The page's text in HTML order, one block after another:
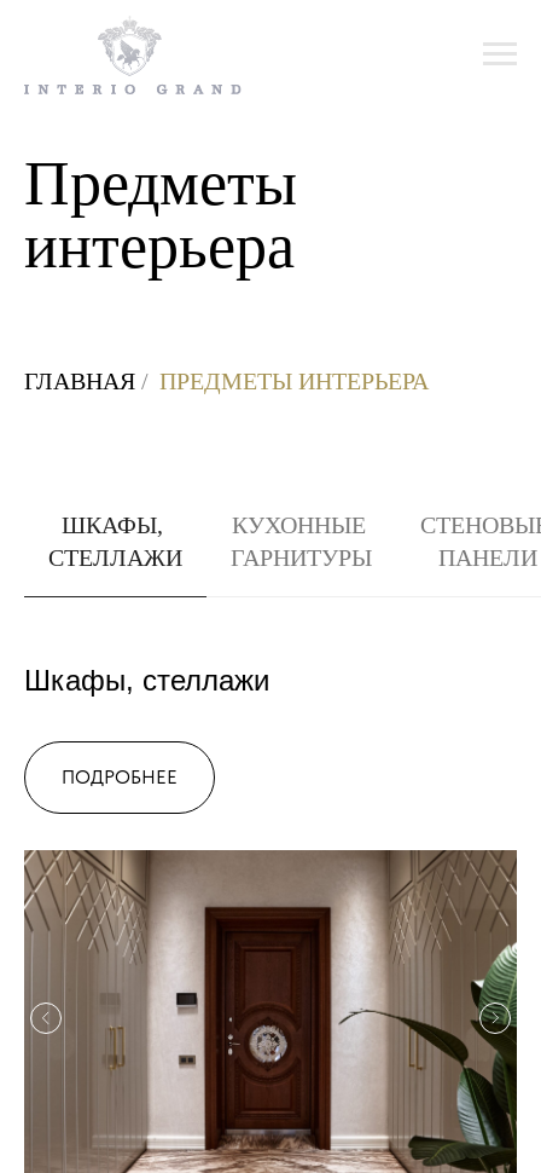
Предметы
интерьера
ГЛАВНАЯ / ПРЕДМЕТЫ ИНТЕРЬЕРА
ШКАФЫ,
СТЕЛЛАЖИ
КУХОННЫЕ
ГАРНИТУРЫ
ПАНЕЛИ
Шкафы, стеллажи
ПОДРОБНЕЕ